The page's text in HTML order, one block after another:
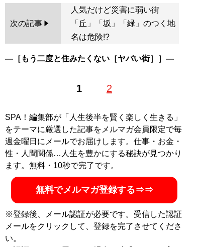
次の記事
人気だけど災害に弱い街
「丘」「坂」「緑」のつく地
名は危険!?
―［ もう二度と住みたくない［ヤバい街］ ］―
1 2
SPA！編集部が「人生後半を賢く楽しく生きる」
をテーマに厳選した記事をメルマガ会員限定で毎
週金曜日にメールでお届けします。仕事・お金・
性・人間関係…人生を豊かにする秘訣が見つかり
ます。無料・10秒で完了です。
無料でメルマガ登録する⇒⇒
※登録後、メール認証が必要です。受信した認証
メールをクリックして、登録を完了させてくださ
い。